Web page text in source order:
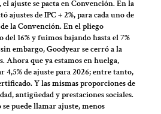
ajuste se pacta en Convención. En la
ajustes de IPC + 2%, para cada uno de
la Convención. En el pliego
16% y fuimos bajando hasta el 7%
embargo, Goodyear se cerró a la
Ahora que ya estamos en huelga,
4,5% de ajuste para 2026; entre tanto,
Y las mismas proporciones de
antigüedad y prestaciones sociales.
se puede llamar ajuste, menos